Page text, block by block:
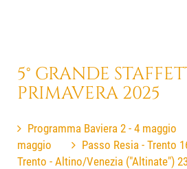
5° GRANDE
PRIMAVERA 2025
Programma Baviera 2 - 4 maggio
maggio
Passo Resia - Trento
Trento - Altino/Venezia ("Altinate")